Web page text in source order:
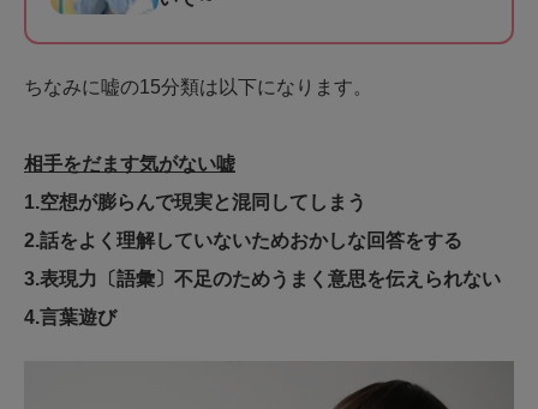
ちなみに嘘の15分類は以下になります。
相手をだます気がない嘘
1.空想が膨らんで現実と混同してしまう
2.話をよく理解していないためおかしな回答をする
3.表現力〔語彙〕不足のためうまく意思を伝えられない
4.言葉遊び